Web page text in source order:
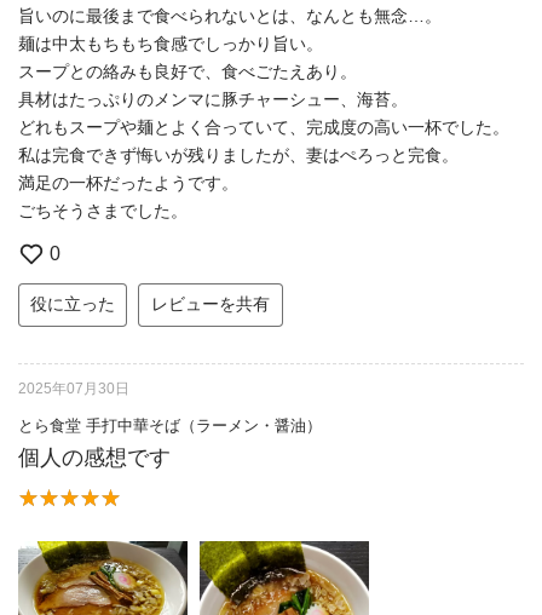
旨いのに最後まで食べられないとは、なんとも無念…。
麺は中太もちもち食感でしっかり旨い。
スープとの絡みも良好で、食べごたえあり。
具材はたっぷりのメンマに豚チャーシュー、海苔。
どれもスープや麺とよく合っていて、完成度の高い一杯でした。
私は完食できず悔いが残りましたが、妻はぺろっと完食。
満足の一杯だったようです。
ごちそうさまでした。
0
役に立った レビューを共有
2025年07月30日
とら食堂 手打中華そば（ラーメン・醤油）
個人の感想です